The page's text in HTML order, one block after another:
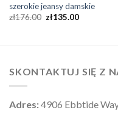
szerokie jeansy damskie
zł176.00 zł135.00
SKONTAKTUJ SIĘ Z
Adres:4906 Ebbtide